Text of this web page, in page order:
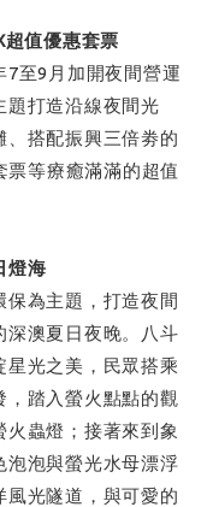
值優惠套票
7至9月加開夜間營運
題打造沿線夜間光
、搭配振興三倍劵的
票等療癒滿滿的超值
燈海
為主題，打造夜間
深澳夏日夜晚。八斗
光之美，民眾搭乘
踏入螢火點點的觀
蟲燈；接著來到象
泡泡與螢光水母漂浮
光隧道，與可愛的